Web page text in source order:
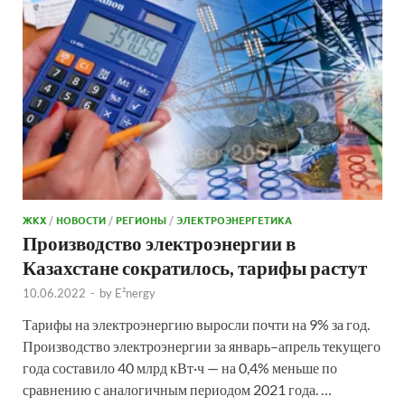
ЖКХ /НОВОСТИ /РЕГИОНЫ /ЭЛЕКТРОЭНЕРГЕТИКА
Производство электроэнергии в
Казахстане сократилось, тарифы растут
10.06.2022 - by E²nergy
Тарифы на электроэнергию выросли почти на 9% за год.
Производство электроэнергии за январь–апрель текущего
года составило 40 млрд кВт·ч — на 0,4% меньше по
сравнению с аналогичным периодом 2021 года. …